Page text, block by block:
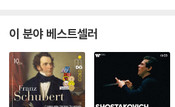
이 분야 베스트셀러